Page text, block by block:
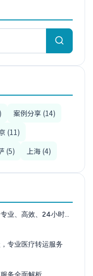
案例分享 (14)
(11)
(5) 上海 (4)
业、高效、24小时…
专业医疗转运服务